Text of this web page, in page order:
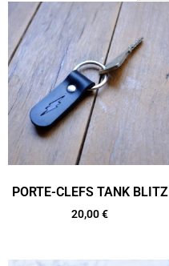
PORTE-CLEFS TANK BLITZ
20,00€